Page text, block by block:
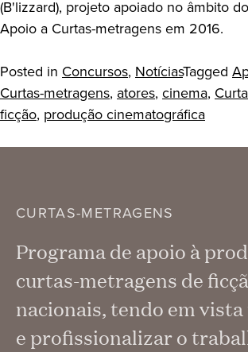
(B'lizzard), projeto apoiado no âmbito
Apoio a Curtas-metragens em 2016.
Posted in Concursos, NotíciasTagged
Curtas-metragens, atores, cinema,
ficção, produção cinematográfica
CURTAS-METRAGENS
Programa de apoio à
curtas-metragens de
nacionais, tendo em
e profissionalizar o